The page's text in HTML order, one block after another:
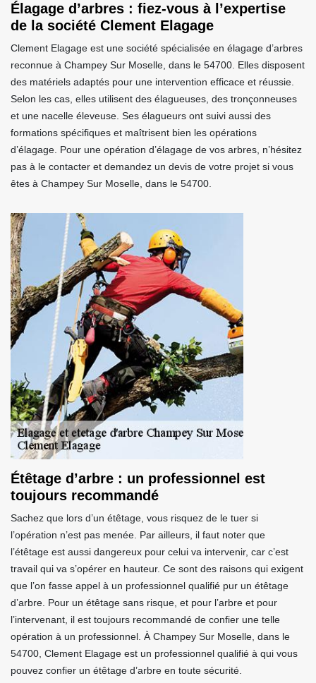
Élagage d’arbres : fiez-vous à l’expertise
de la société Clement Elagage
Clement Elagage est une société spécialisée en élagage d’arbres
reconnue à Champey Sur Moselle, dans le 54700. Elles disposent
des matériels adaptés pour une intervention efficace et réussie.
Selon les cas, elles utilisent des élagueuses, des tronçonneuses
et une nacelle éleveuse. Ses élagueurs ont suivi aussi des
formations spécifiques et maîtrisent bien les opérations
d’élagage. Pour une opération d’élagage de vos arbres, n’hésitez
pas à le contacter et demandez un devis de votre projet si vous
êtes à Champey Sur Moselle, dans le 54700.
Étêtage d’arbre : un professionnel est
toujours recommandé
Sachez que lors d’un étêtage, vous risquez de le tuer si
l’opération n’est pas menée. Par ailleurs, il faut noter que
l’étêtage est aussi dangereux pour celui va intervenir, car c’est
travail qui va s’opérer en hauteur. Ce sont des raisons qui exigent
que l’on fasse appel à un professionnel qualifié pur un étêtage
d’arbre. Pour un étêtage sans risque, et pour l’arbre et pour
l’intervenant, il est toujours recommandé de confier une telle
opération à un professionnel. À Champey Sur Moselle, dans le
54700, Clement Elagage est un professionnel qualifié à qui vous
pouvez confier un étêtage d’arbre en toute sécurité.